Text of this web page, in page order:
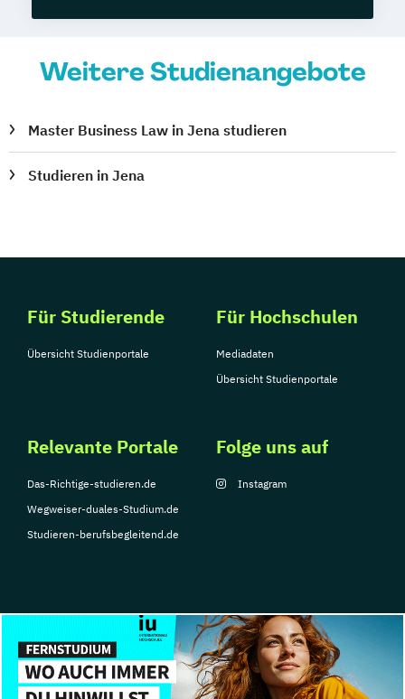
Weitere Studienangebote
Master Business Law in Jena studieren
Studieren in Jena
Für Studierende
Übersicht Studienportale
Für Hochschulen
Mediadaten
Übersicht Studienportale
Relevante Portale
Das-Richtige-studieren.de
Wegweiser-duales-Studium.de
Studieren-berufsbegleitend.de
Folge uns auf
Instagram
© Copyright 2026, TarGroup Media GmbH
Impressum
Datenschutzerklärung Nutzungsbedingungen